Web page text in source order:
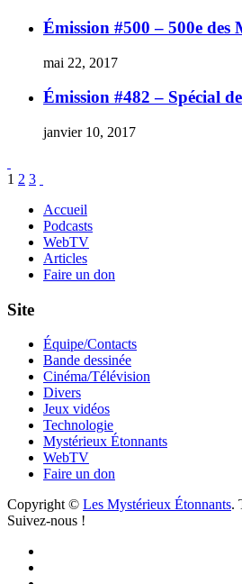
Émission #500 – 500e des
mai 22, 2017
Émission #482 – Spécial
janvier 10, 2017
Pagination
des
publications
Page
1 Page
2 Page
3
Accueil
Podcasts
WebTV
Articles
Faire un don
Site
Équipe/Contacts
Bande dessinée
Cinéma/Télévision
Divers
Jeux vidéos
Technologie
Mystérieux Étonnants
WebTV
Faire un don
Copyright © Les Mystérieux Étonnants.
Suivez-nous !